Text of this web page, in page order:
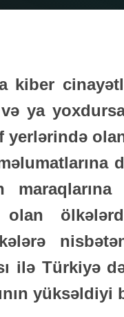
kiber
ya
yerlərində
ilə Türkiyə
yüksəldiyi